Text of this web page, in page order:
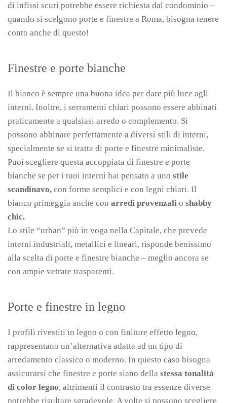
di infissi scuri potrebbe essere richiesta dal condominio –
quando si scelgono porte e finestre a Roma, bisogna tenere
conto anche di questo!
Finestre e porte bianche
Il bianco è sempre una buona idea per dare più luce agli
interni. Inoltre, i serramenti chiari possono essere abbinati
praticamente a qualsiasi arredo o complemento. Si
possono abbinare perfettamente a diversi stili di interni,
specialmente se si tratta di porte e finestre minimaliste.
Puoi scegliere questa accoppiata di finestre e porte
bianche se per i tuoi interni hai pensato a uno stile
scandinavo, con forme semplici e con legni chiari. Il
bianco primeggia anche con arredi provenzali o shabby
chic.
Lo stile “urban” più in voga nella Capitale, che prevede
interni industriali, metallici e lineari, risponde benissimo
alla scelta di porte e finestre bianche – meglio ancora se
con ampie vetrate trasparenti.
Porte e finestre in legno
I profili rivestiti in legno o con finiture effetto legno,
rappresentano un’alternativa adatta ad un tipo di
arredamento classico o moderno. In questo caso bisogna
assicurarsi che finestre e porte siano della stessa tonalità
di color legno, altrimenti il contrasto tra essenze diverse
potrebbe risultare sgradevole. A volte si possono scegliere